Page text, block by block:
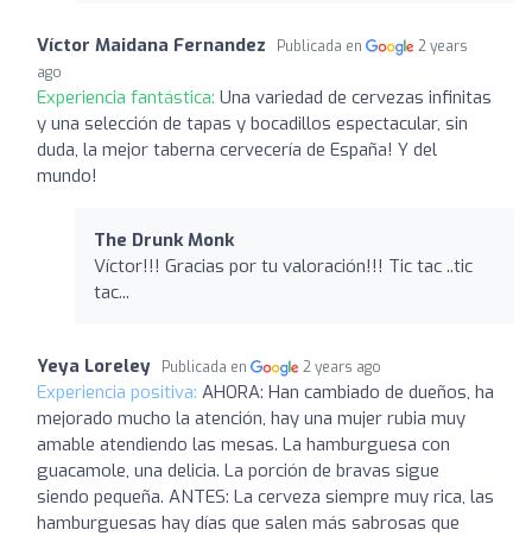
Víctor Maidana Fernandez Publicada en
2 years
ago
Experiencia fantástica: Una variedad de cervezas infinitas
y una selección de tapas y bocadillos espectacular, sin
duda, la mejor taberna cervecería de España! Y del
mundo!
The Drunk Monk
Víctor!!! Gracias por tu valoración!!! Tic tac ..tic
tac...
Yeya Loreley Publicada en 2 years ago
Experiencia positiva: AHORA: Han cambiado de dueños, ha
mejorado mucho la atención, hay una mujer rubia muy
amable atendiendo las mesas. La hamburguesa con
guacamole, una delicia. La porción de bravas sigue
siendo pequeña. ANTES: La cerveza siempre muy rica, las
hamburguesas hay días que salen más sabrosas que